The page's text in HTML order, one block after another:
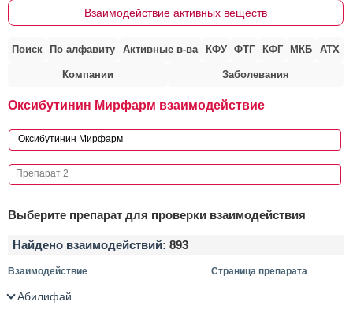
Взаимодействие активных веществ
Поиск По алфавиту Активные в-ва КФУ ФТГ КФГ МКБ АТХ
Компании Заболевания
Оксибутинин Мирфарм взаимодействие
Выберите препарат для проверки взаимодействия
Найдено взаимодействий: 893
Взаимодействие Страница препарата
Абилифай